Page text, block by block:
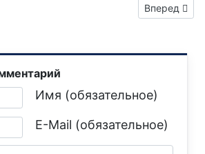
"Горловка.Сегодня" специальный
Следующий:
Вперед
Имя (обязательное)
E-Mail (обязательное)